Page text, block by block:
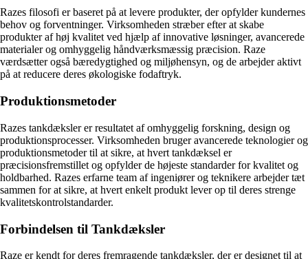
Razes filosofi er baseret på at levere produkter, der opfylder kundernes
behov og forventninger. Virksomheden stræber efter at skabe
produkter af høj kvalitet ved hjælp af innovative løsninger, avancerede
materialer og omhyggelig håndværksmæssig præcision. Raze
værdsætter også bæredygtighed og miljøhensyn, og de arbejder aktivt
på at reducere deres økologiske fodaftryk.
Produktionsmetoder
Razes tankdæksler er resultatet af omhyggelig forskning, design og
produktionsprocesser. Virksomheden bruger avancerede teknologier og
produktionsmetoder til at sikre, at hvert tankdæksel er
præcisionsfremstillet og opfylder de højeste standarder for kvalitet og
holdbarhed. Razes erfarne team af ingeniører og teknikere arbejder tæt
sammen for at sikre, at hvert enkelt produkt lever op til deres strenge
kvalitetskontrolstandarder.
Forbindelsen til Tankdæksler
Raze er kendt for deres fremragende tankdæksler, der er designet til at